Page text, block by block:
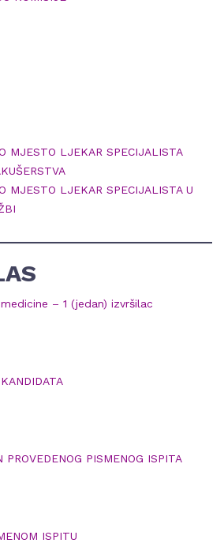
MJESTO LJEKAR SPECIJALISTA
MJESTO LJEKAR SPECIJALISTA U
– 1 (jedan) izvršilac
PROVEDENOG PISMENOG ISPITA
ISPITU